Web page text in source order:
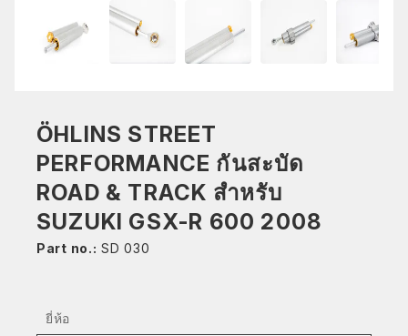
ÖHLINS STREET
PERFORMANCE กันสะบัด
ROAD & TRACK สำหรับ
SUZUKI GSX-R 600 2008
Part no.: SD 030
ยี่ห้อ